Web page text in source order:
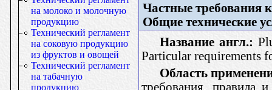
на молоко и молочную
продукцию
Технический регламент
на соковую продукцию
из фруктов и овощей
Технический регламент
на табачную
продукцию
Частные требования
Общие технические
Название англ.:
Particular requirements
Область
требования, правила